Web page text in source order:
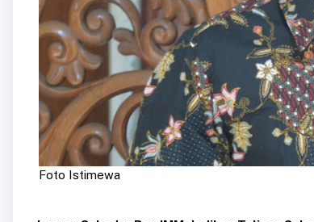
Foto Istimewa